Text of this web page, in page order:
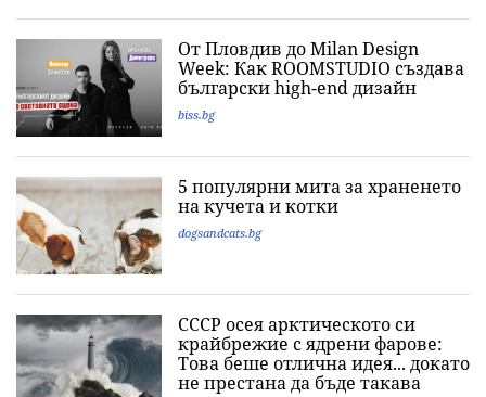
От Пловдив до Milan Design
Week: Как ROOMSTUDIO създава
български high-end дизайн
biss.bg
5 популярни мита за храненето
на кучета и котки
dogsandcats.bg
СССР осея арктическото си
крайбрежие с ядрени фарове:
Това беше отлична идея... докато
не престана да бъде такава